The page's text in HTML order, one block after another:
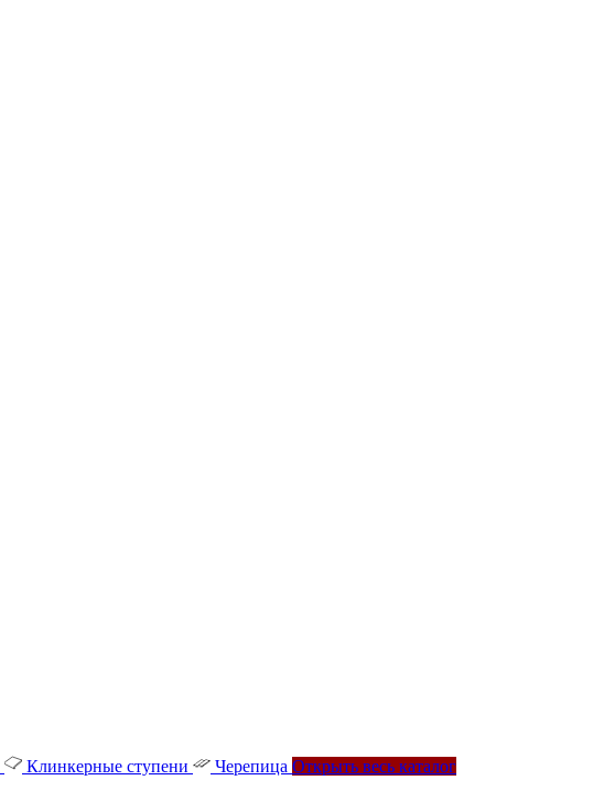
Клинкерные ступени Черепица Открыть весь каталог